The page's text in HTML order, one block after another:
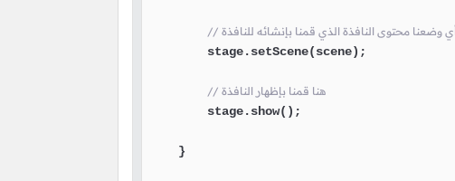
        stage.setScene(scene);
// هنا قمنا بإظهار النافذة
        stage.show();
    }